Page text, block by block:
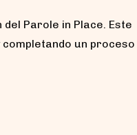
Parole in Place. Este
un proceso